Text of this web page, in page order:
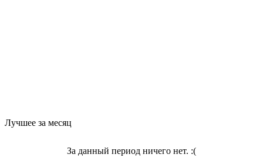
Лучшее за месяц
За данный период ничего нет. :(